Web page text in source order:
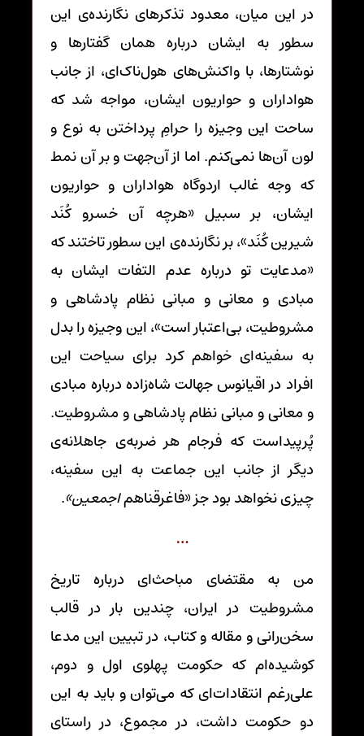
در این میان، معدود تذکرهای نگارنده‌ی این
سطور به ایشان درباره همان گفتارها و
نوشتارها، با واکنش‌های هول‌ناک‌ای، از جانب
هواداران و حواریون ایشان، مواجه شد که
ساحت این وجیزه را حرامِ پرداختن به نوع و
لون آن‌ها نمی‌کنم. اما از آن‌جهت و بر آن نمط
که وجه غالب اردوگاه هواداران و حواریون
ایشان، بر سبیل «هرچه آن خسرو کُنَد
شیرین کُنَد»، بر نگارنده‌ی این سطور تاختند که
«مدعایت تو درباره عدم التفات ایشان به
مبادی و معانی و مبانی نظام پادشاهی و
مشروطیت، بی‌اعتبار است»، این وجیزه را بدل
به سفینه‌ای خواهم کرد برای سیاحت این
افراد در اقیانوس جهالت شاه‌زاده درباره مبادی
و معانی و مبانی نظام پادشاهی و مشروطیت.
پُرپیداست که فرجام هر ضربه‌ی جاهلانه‌ی
دیگر از جانب این جماعت به این سفینه،
چیزی نخواهد بود جز «فاغرقناهماجمعين».
…
من به مقتضای مباحث‌ای درباره تاریخ
مشروطیت در ایران، چندین بار در قالب
سخن‌رانی و مقاله و کتاب، در تبیین این مدعا
کوشیده‌ام که حکومت پهلوی اول و دوم،
علی‌رغم انتقادات‌ای که می‌توان و باید به این
دو حکومت داشت، در مجموع، در راستای